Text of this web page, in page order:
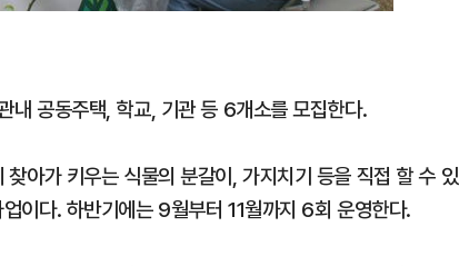
내 공동주택, 학교, 기관 등 6개소를 모집한다.
아가 키우는 식물의 분갈이, 가지치기 등을 직접 할 수 있
이다. 하반기에는 9월부터 11월까지 6회 운영한다.